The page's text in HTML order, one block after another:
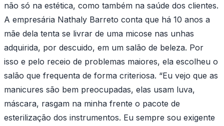
não só na estética, como também na saúde dos clientes.
A empresária Nathaly Barreto conta que há 10 anos a
mãe dela tenta se livrar de uma micose nas unhas
adquirida, por descuido, em um salão de beleza. Por
isso e pelo receio de problemas maiores, ela escolheu o
salão que frequenta de forma criteriosa. “Eu vejo que as
manicures são bem preocupadas, elas usam luva,
máscara, rasgam na minha frente o pacote de
esterilização dos instrumentos. Eu sempre sou exigente